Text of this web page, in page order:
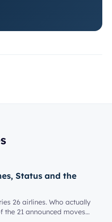
Status and the
26 airlines. Who actually
21 announced moves